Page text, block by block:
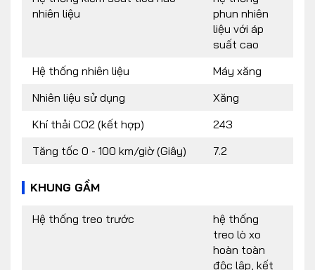
nhiên liệu
phun nhiên
liệu với áp
suất cao
Hệ thống nhiên liệu
Máy xăng
Nhiên liệu sử dụng
Xăng
Khí thải CO2 (kết hợp)
243
Tăng tốc 0 - 100 km/giờ (Giây)
7.2
KHUNG GẦM
Hệ thống treo trước
hệ thống
treo lò xo
hoàn toàn
độc lập, kết